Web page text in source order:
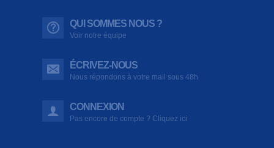
QUI SOMMES NOUS ?
Voir notre équipe
ÉCRIVEZ-NOUS
Nous répondons à votre mail sous 48h
CONNEXION
Pas encore de compte ? Cliquez ici